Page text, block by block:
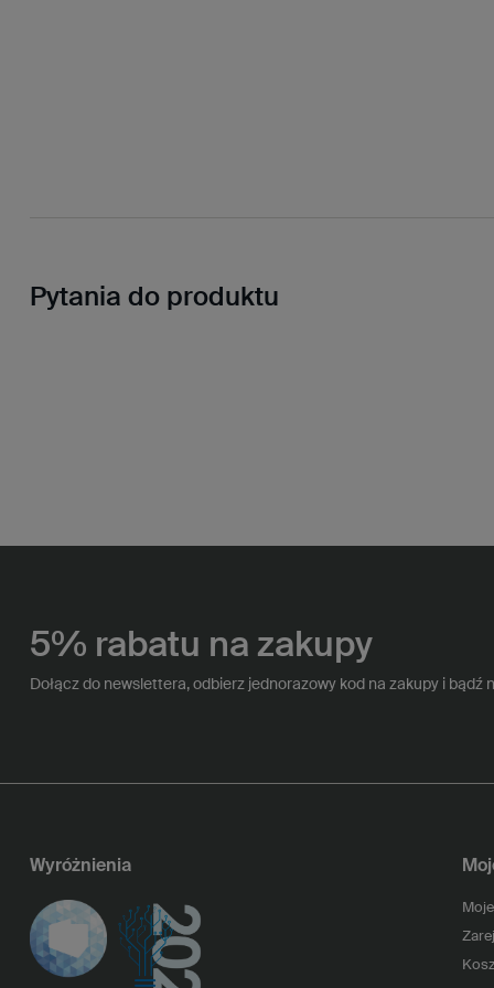
Pytania do produktu
5% rabatu na zakupy
Dołącz do newslettera, odbierz jednorazowy kod na zakupy i bądź
Wyróżnienia